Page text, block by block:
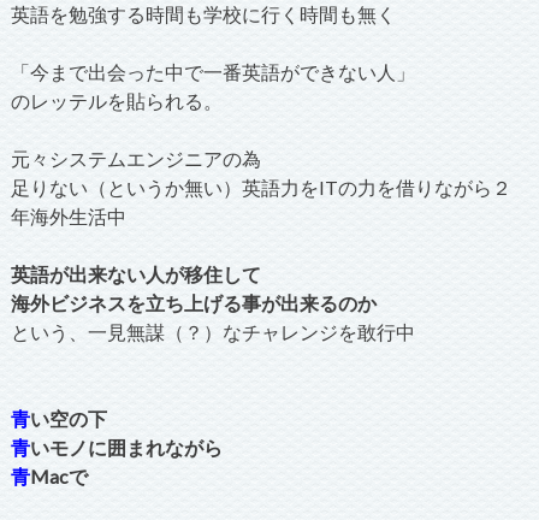
英語を勉強する時間も学校に行く時間も無く
「今まで出会った中で一番英語ができない人」
のレッテルを貼られる。
元々システムエンジニアの為
足りない（というか無い）英語力をITの力を借りながら２
年海外生活中
英語が出来ない人が移住して
海外ビジネスを立ち上げる事が出来るのか
という、一見無謀（？）なチャレンジを敢行中
青い空の下
青いモノに囲まれながら
青Macで